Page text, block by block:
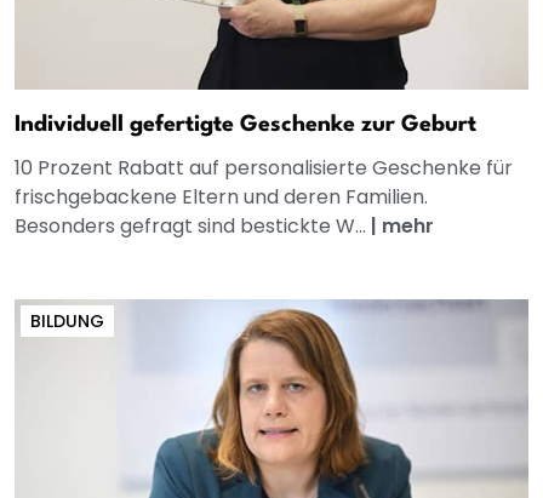
Individuell gefertigte Geschenke zur Geburt
10 Prozent Rabatt auf personalisierte Geschenke für
frischgebackene Eltern und deren Familien.
Besonders gefragt sind bestickte W... | mehr
BILDUNG